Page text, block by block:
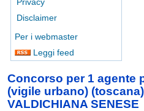
Disclaimer
Per i webmaster
Leggi feed
Concorso per 1 agente
(vigile urbano)
VALDICHIANA SENESE